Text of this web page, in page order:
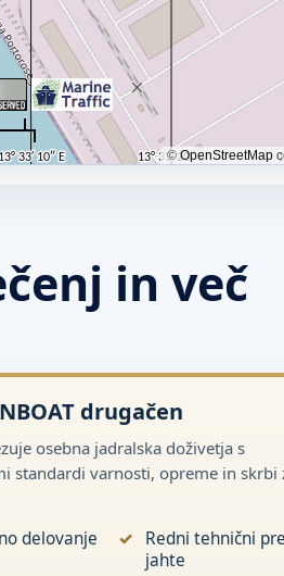
in več
drugačen
osebna jadralska doživetja s
standardi varnosti, opreme in skrbi
delovanje
Redni tehnični
jahte